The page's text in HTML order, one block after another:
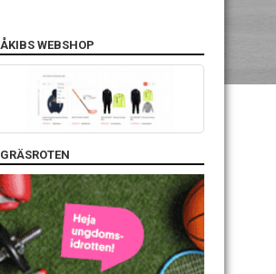
ÅKIBS WEBSHOP
GRÄSROTEN